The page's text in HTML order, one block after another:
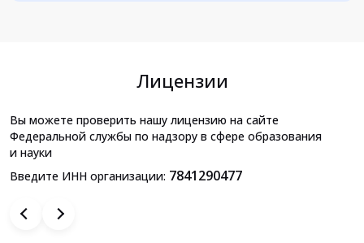
Лицензии
Вы можете проверить нашу лицензию на сайте
Федеральной службы по надзору в сфере образования
и науки
Введите ИНН организации: 7841290477